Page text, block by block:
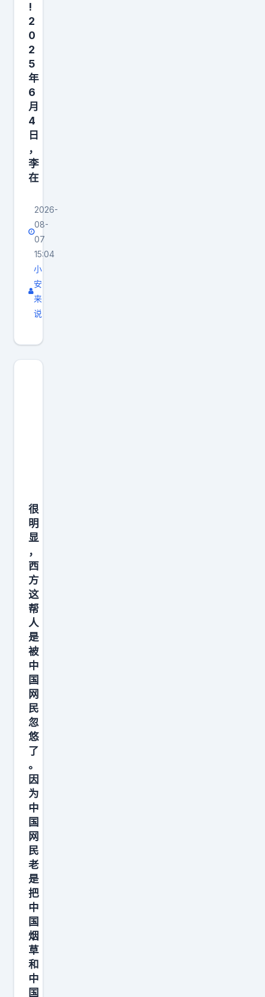
!
2
0
2
5
年
6
月
4
日
，
李
在
2026-
08-
07
15:04
小
安
来
说
很
明
显
，
西
方
这
帮
人
是
被
中
国
网
民
忽
悠
了
。
因
为
中
国
网
民
老
是
把
中
国
烟
草
和
中
国